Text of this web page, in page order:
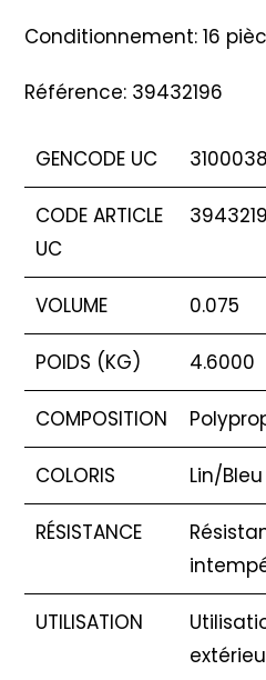
Conditionnement: 16
Référence: 39432196
GENCODE UC
CODE ARTICLE
UC
VOLUME 0.075
POIDS (KG) 4.6000
COMPOSITION
COLORIS Lin/
RÉSISTANCE
UTILISATION